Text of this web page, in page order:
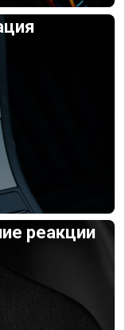
реакции